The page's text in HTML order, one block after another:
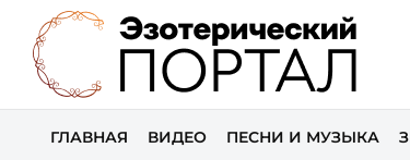
ГЛАВНАЯ ВИДЕО ПЕСНИ И МУЗЫКА